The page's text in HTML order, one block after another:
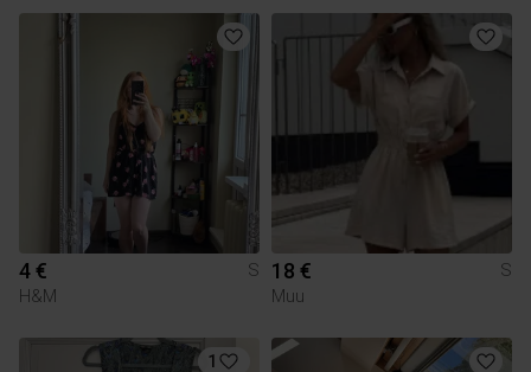
4 €
S
H&M
18 €
S
Muu
1